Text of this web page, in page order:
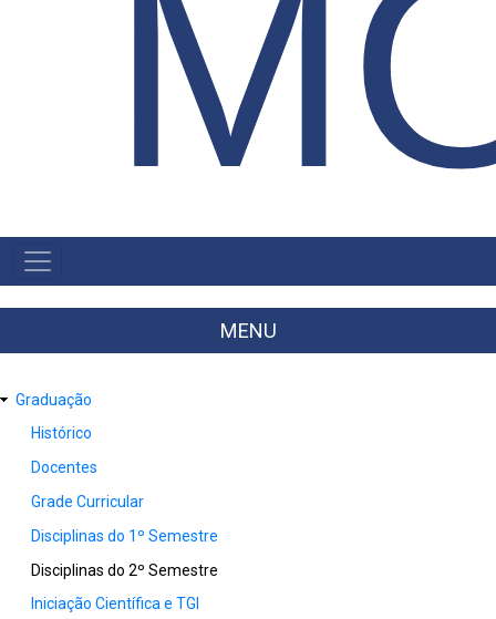
MENU
PRIMÁRIO
MENU
Graduação
Histórico
Docentes
Grade Curricular
Disciplinas do 1º Semestre
Disciplinas do 2º Semestre
Iniciação Científica e TGI